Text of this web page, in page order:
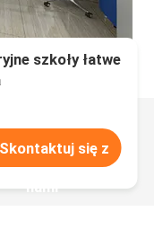
szkoły łatwe
Skontaktuj się z
nami